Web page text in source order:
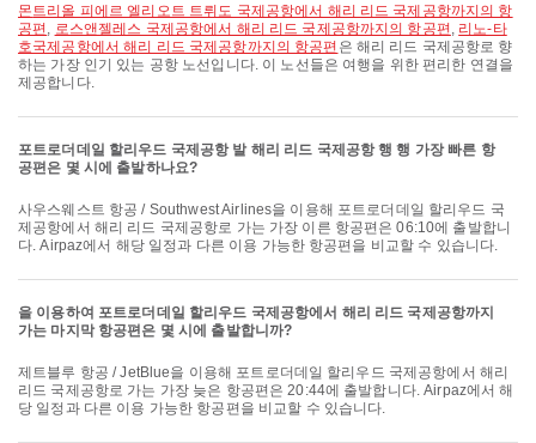
몬트리올 피에르 엘리오트 트뤼도 국제공항에서 해리 리드 국제공항까지의 항
공편 , 로스앤젤레스 국제공항에서 해리 리드 국제공항까지의 항공편 , 리노-타
호국제공항에서 해리 리드 국제공항까지의 항공편 은 해리 리드 국제공항로 향
하는 가장 인기 있는 공항 노선입니다. 이 노선들은 여행을 위한 편리한 연결을
제공합니다.
포트로더데일 할리우드 국제공항 발 해리 리드 국제공항 행 행 가장 빠른 항
공편은 몇 시에 출발하나요?
사우스웨스트 항공 / Southwest Airlines을 이용해 포트로더데일 할리우드 국
제공항에서 해리 리드 국제공항로 가는 가장 이른 항공편은 06:10에 출발합니
다. Airpaz에서 해당 일정과 다른 이용 가능한 항공편을 비교할 수 있습니다.
을 이용하여 포트로더데일 할리우드 국제공항에서 해리 리드 국제공항까지
가는 마지막 항공편은 몇 시에 출발합니까?
제트블루 항공 / JetBlue을 이용해 포트로더데일 할리우드 국제공항에서 해리
리드 국제공항로 가는 가장 늦은 항공편은 20:44에 출발합니다. Airpaz에서 해
당 일정과 다른 이용 가능한 항공편을 비교할 수 있습니다.